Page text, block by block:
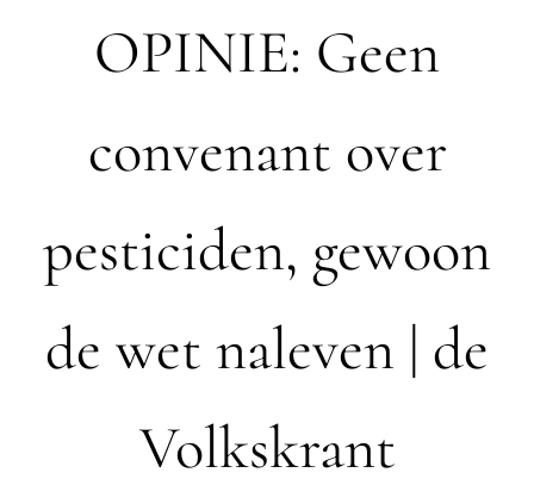
OPINIE: Geen
convenant over
pesticiden, gewoon
de wet naleven | de
Volkskrant